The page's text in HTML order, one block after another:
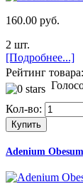
160.00 руб.
2 шт.
[Подробнее...]
Рейтинг товара:
Кол-во:
Adenium